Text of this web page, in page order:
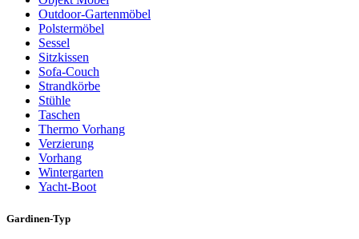
Outdoor-Gartenmöbel
Polstermöbel
Sessel
Sitzkissen
Sofa-Couch
Strandkörbe
Stühle
Taschen
Thermo Vorhang
Verzierung
Vorhang
Wintergarten
Yacht-Boot
Gardinen-Typ